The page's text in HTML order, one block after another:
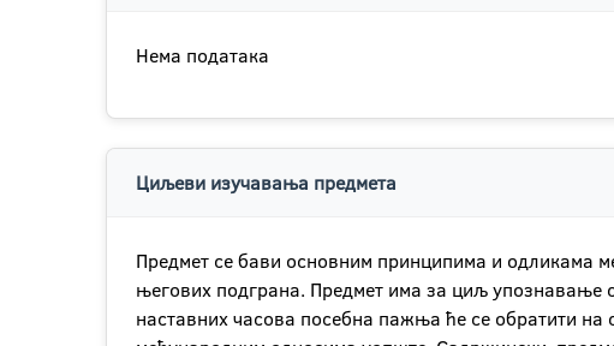
Нема података
Циљеви изучавања предмета
Предмет се бави основним принципима и одликама
његових подграна. Предмет има за циљ упознавање
наставних часова посебна пажња ће се обратити на